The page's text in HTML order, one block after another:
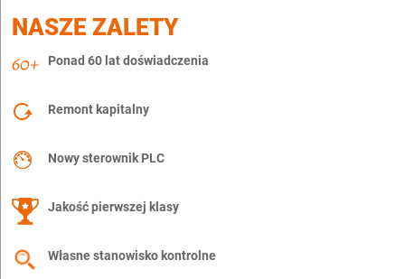
NASZE ZALETY
Ponad 60 lat doświadczenia
Remont kapitalny
Nowy sterownik PLC
Jakość pierwszej klasy
Własne stanowisko kontrolne